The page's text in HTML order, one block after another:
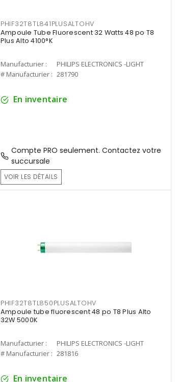
PHIF32T8TL841PLUSALTOHV
Ampoule Tube Fluorescent 32 Watts 48 po T8
Plus Alto 4100°K
Manufacturier :
PHILIPS ELECTRONICS -LIGHT
# Manufacturier : 281790
En inventaire
Compte PRO seulement. Contactez votre
succursale
VOIR LES DÉTAILS
PHIF32T8TL850PLUSALTOHV
Ampoule tube fluorescent 48 po T8 Plus Alto
32W 5000K
Manufacturier :
PHILIPS ELECTRONICS -LIGHT
# Manufacturier : 281816
En inventaire